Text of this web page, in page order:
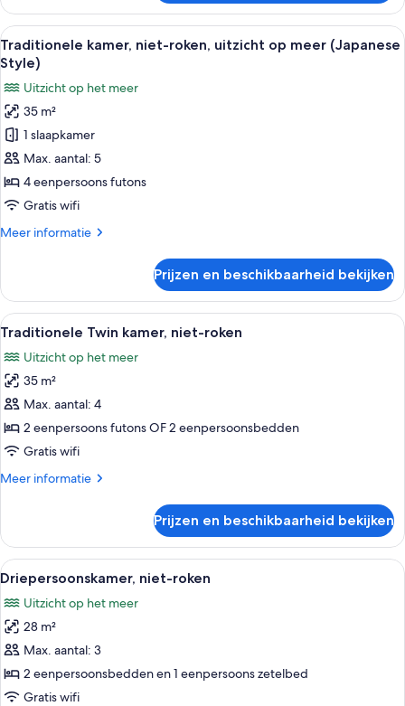
kamer,
niet-
roken,
uitzicht
meer
Alle
foto's
voor
Traditionele
kamer,
niet-
roken,
uitzicht
op
(Japanese
Een traditionele Japanse kamer
6
Traditionele kamer, niet-roken, uitzicht op meer (Japanese
Style)
Uitzicht op het meer
35 m²
1 slaapkamer
Max. aantal: 5
4 eenpersoons futons
Gratis wifi
Meer informatie
Meer
kamer,
niet-
roken,
op
meer
(Japanese
Style)
Prijzen en beschikbaarheid bekijken
Alle
foto's
voor
Traditionele
Twin
kamer,
niet-
laden
Een hotelkamer met twee bedden,
5
Traditionele Twin kamer, niet-roken
Uitzicht op het meer
35 m²
Max. aantal: 4
2 eenpersoons futons OF 2 eenpersoonsbedden
Gratis wifi
Meer informatie
Meer
Twin
kamer,
niet-
roken
Prijzen en beschikbaarheid bekijken
Alle
foto's
voor
Driepersoonskamer,
niet-
roken
laden
Een binnenzwembad met
3
Driepersoonskamer, niet-roken
Uitzicht op het meer
28 m²
Max. aantal: 3
2 eenpersoonsbedden en 1 eenpersoons zetelbed
Gratis wifi